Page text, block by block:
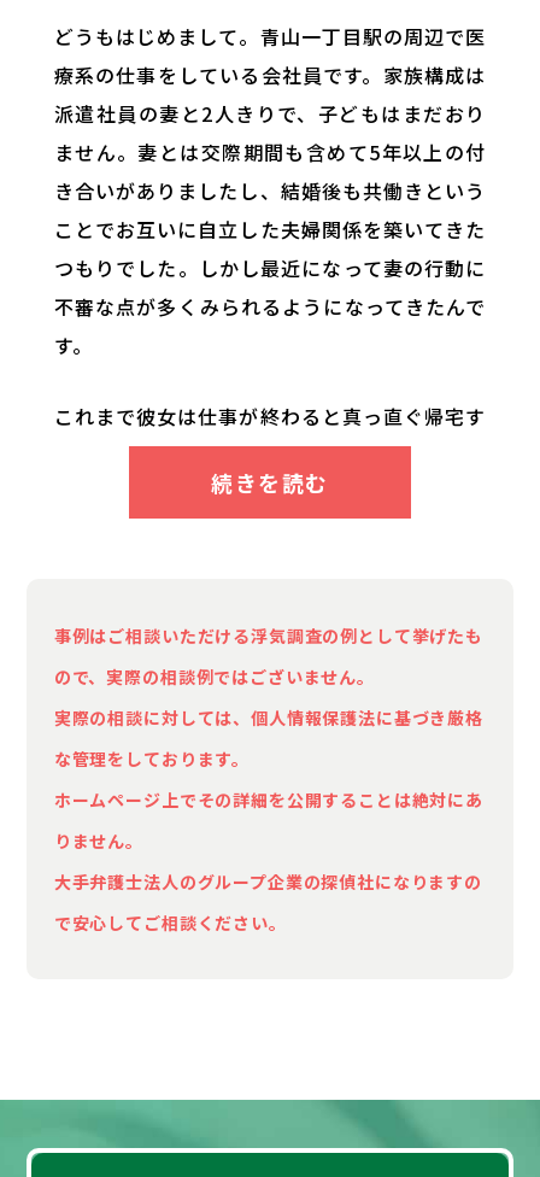
どうもはじめまして。青山一丁目駅の周辺で医
療系の仕事をしている会社員です。家族構成は
派遣社員の妻と2人きりで、子どもはまだおり
ません。妻とは交際期間も含めて5年以上の付
き合いがありましたし、結婚後も共働きという
ことでお互いに自立した夫婦関係を築いてきた
つもりでした。しかし最近になって妻の行動に
不審な点が多くみられるようになってきたんで
す。
これまで彼女は仕事が終わると真っ直ぐ帰宅す
るタイプだったのですが、急に仕事や友人との
付き合いを理由に帰宅が遅くなりだしました。
また、行動がおかしくなったのはそれだけでは
ありません。自分といる時でも、スマートフォ
ンを操作してろくに会話もしなくなりました。
それに対して自分が注意すると、非常に不機嫌
になりそのまま出かけてしまったり寝室にこも
ってしまうようになったんです。そうなるとヒ
ステリー状態になりまともに話もできなくなる
高く、それについてそろそろ話し合いをする時
期が来ていると感じています。ただ、この状態
事例はご相談いただける浮気調査の例として挙げたも
ので、実際の相談例ではございません。
実際の相談に対しては、個人情報保護法に基づき厳格
な管理をしております。
ホームページ上でその詳細を公開することは絶対にあ
りません。
大手弁護士法人のグループ企業の探偵社になりますの
で安心してご相談ください。